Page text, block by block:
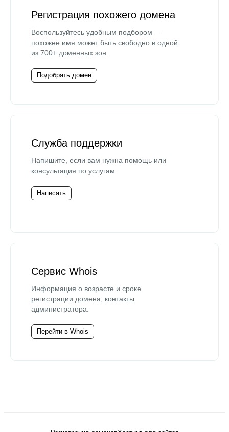
Регистрация похожего домена
Воспользуйтесь удобным подбором —
похожее имя может быть свободно в одной
из 700+ доменных зон.
Подобрать домен
Служба поддержки
Напишите, если вам нужна помощь или
консультация по услугам.
Написать
Сервис Whois
Информация о возрасте и сроке
регистрации домена, контакты
администратора.
Перейти в Whois